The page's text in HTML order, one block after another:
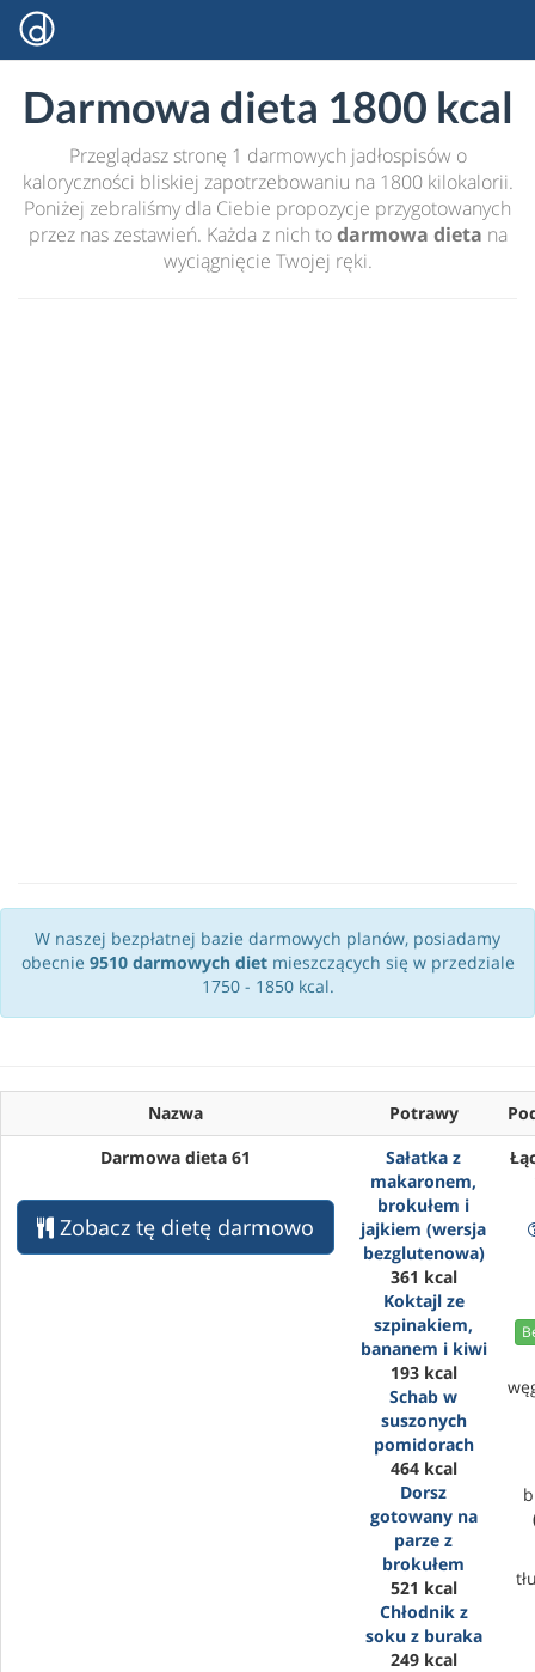
Darmowa dieta 1800 kcal
Przeglądasz stronę 1 darmowych jadłospisów o
kaloryczności bliskiej zapotrzebowaniu na 1800 kilokalorii.
Poniżej zebraliśmy dla Ciebie propozycje przygotowanych
przez nas zestawień. Każda z nich todarmowa dieta na
wyciągnięcie Twojej ręki.
W naszej bezpłatnej bazie darmowych planów, posiadamy
obecnie 9510 darmowych dietmieszczących się w przedziale
1750 - 1850 kcal.
Nazwa Potrawy
Darmowa dieta 61
Zobacz tę dietę darmowo
Sałatka z
makaronem,
brokułem i
jajkiem (wersja
bezglutenowa)
361 kcal
Koktajl ze
szpinakiem,
bananem i kiwi
193 kcal
Schab w
suszonych
pomidorach
464 kcal
Dorsz
gotowany na
parze z
brokułem
521 kcal
Chłodnik z
soku z buraka
249 kcal